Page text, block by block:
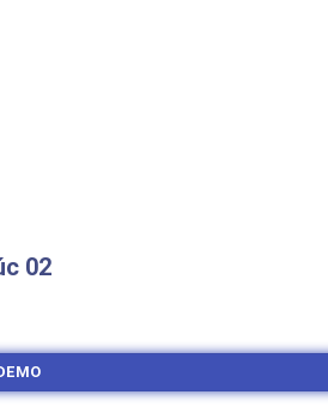
02